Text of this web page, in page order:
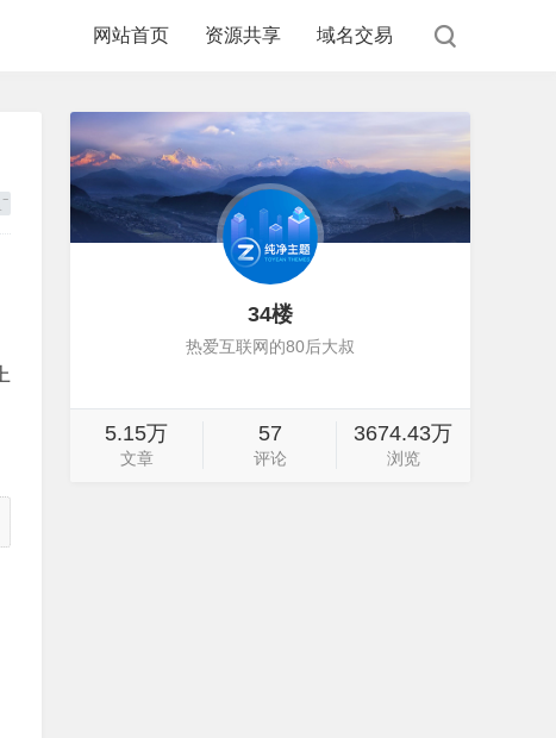
网站首页 资源共享 域名交易
34楼
热爱互联网的80后大叔
5.15万
文章
57
评论
3674.43万
浏览